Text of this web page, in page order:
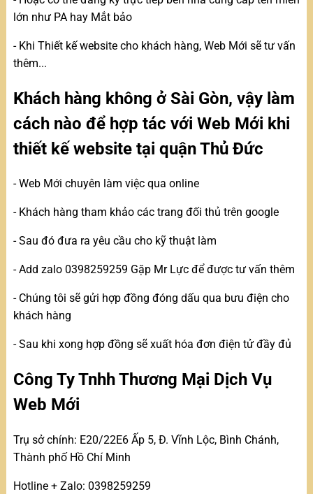
lớn như PA hay Mắt bảo
- Khi Thiết kế website cho khách hàng, Web Mới sẽ tư vấn
thêm...
Khách hàng không ở Sài Gòn, vậy làm
cách nào để hợp tác với Web Mới khi
thiết kế website tại quận Thủ Đức
- Web Mới chuyên làm việc qua online
- Khách hàng tham khảo các trang đối thủ trên google
- Sau đó đưa ra yêu cầu cho kỹ thuật làm
- Add zalo 0398259259 Gặp Mr Lực để được tư vấn thêm
- Chúng tôi sẽ gửi hợp đồng đóng dấu qua bưu điện cho
khách hàng
- Sau khi xong hợp đồng sẽ xuất hóa đơn điện tử đầy đủ
Công Ty Tnhh Thương Mại Dịch Vụ
Web Mới
Trụ sở chính: E20/22E6 Ấp 5, Đ. Vĩnh Lộc, Bình Chánh,
Thành phố Hồ Chí Minh
Hotline + Zalo: 0398259259